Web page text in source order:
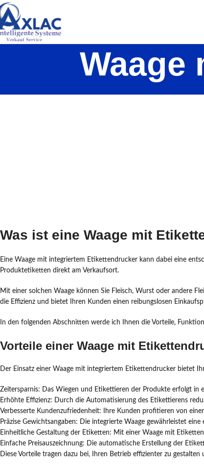
Waage
Was ist eine Waage mit
Eine Waage mit integriertem Etikettendrucker kann dabei eine
Produktetiketten direkt am Verkaufsort.
Mit einer solchen Waage können Sie Fleisch, Wurst oder andere
die Effizienz und bietet Ihren Kunden einen reibungslosen
In den folgenden Abschnitten werde ich Ihnen die Vorteile,
Vorteile einer Waage mit
Der Einsatz einer Waage mit integriertem Etikettendrucker bietet
Zeitersparnis: Das Wiegen und Etikettieren der Produkte erfolgt in
Erhöhte Effizienz: Durch die Automatisierung des Etikettierens
Verbesserte Kundenzufriedenheit: Ihre Kunden profitieren von
Präzise Gewichtsangaben: Die integrierte Waage gewährleistet
Einheitliche Gestaltung der Etiketten: Mit einer Waage mit
Einfache Preisauszeichnung: Die automatische Erstellung der
Diese Vorteile tragen dazu bei, Ihren Betrieb effizienter zu